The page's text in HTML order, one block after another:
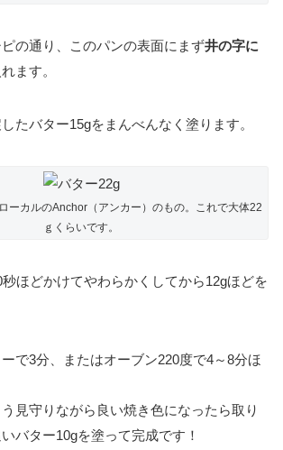
の通り、このパンの表面にまず井の字に
ます。
たバター15gをまんべんなく塗ります。
ーカルのAnchor（アンカー）のもの。これで大体22
ｇくらいです。
ほどかけてやわらかくしてから12gほどを
で3分、またはオーブン220度で4～8分ほ
見守りながら良い焼き色になったら取り
バター10gを塗って完成です！